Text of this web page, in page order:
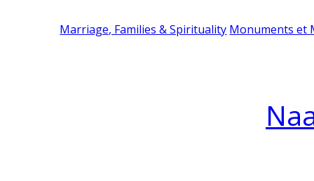
Marriage, Families & Spirituality Monuments et